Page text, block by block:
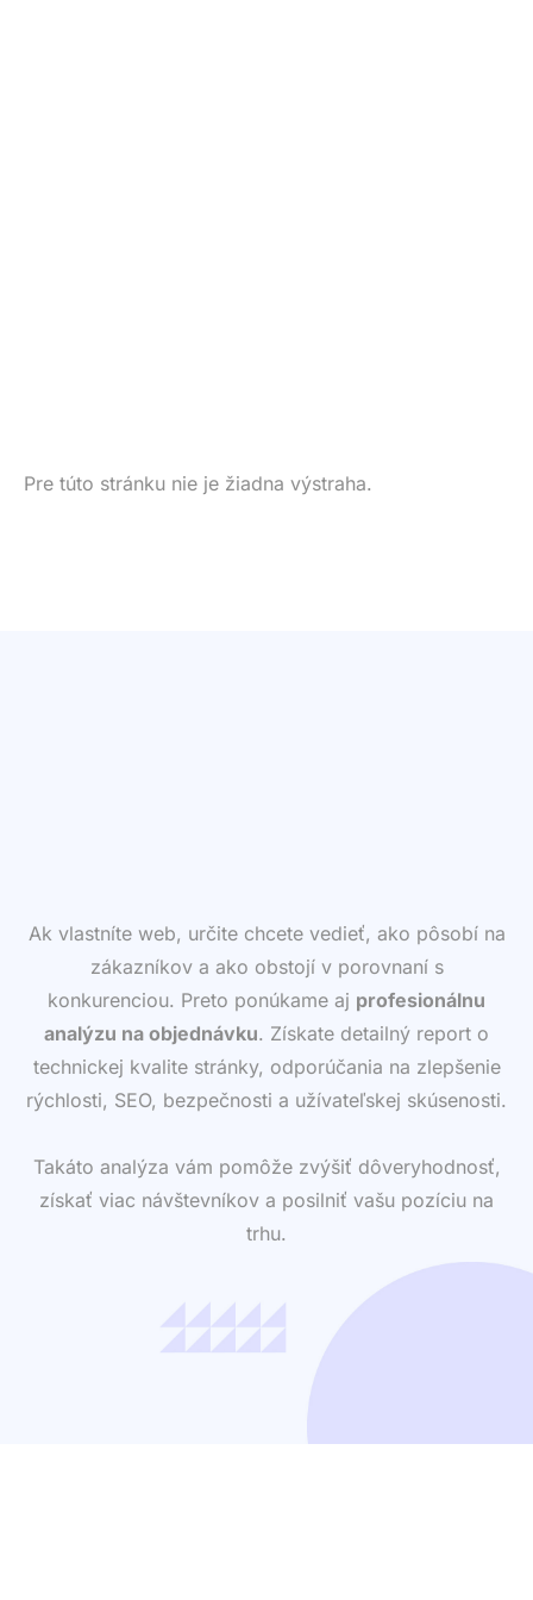
Pre túto stránku nie je žiadna výstraha.
Ak vlastníte web, určite chcete vedieť, ako pôsobí na
zákazníkov a ako obstojí v porovnaní s
konkurenciou. Preto ponúkame aj profesionálnu
analýzu na objednávku. Získate detailný report o
technickej kvalite stránky, odporúčania na zlepšenie
rýchlosti, SEO, bezpečnosti a užívateľskej skúsenosti.
Takáto analýza vám pomôže zvýšiť dôveryhodnosť,
získať viac návštevníkov a posilniť vašu pozíciu na
trhu.